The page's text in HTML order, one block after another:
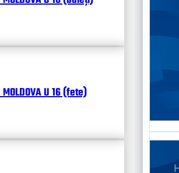
U 16 (fete)